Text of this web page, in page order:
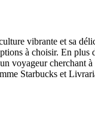
vibrante et sa
à choisir. En
cherchant
Starbucks et